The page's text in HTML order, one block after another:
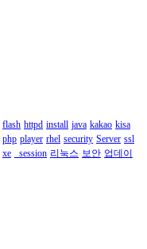
flash httpd install java kakao kisa
php player rhel security Server ssl
xe _session 리눅스 보안 업데이